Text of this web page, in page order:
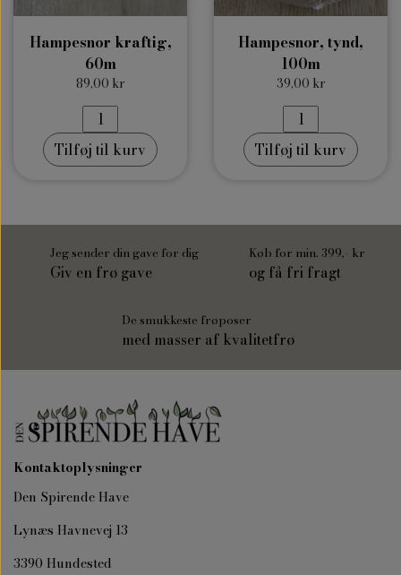
Hampesnor kraftig,
60m
89,00 kr
Tilføj til kurv
Hampesnor, tynd,
100m
39,00 kr
Tilføj til kurv
Jeg sender din gave for dig
Giv en frø gave
Køb for min. 399,- kr
og få fri fragt
De smukkeste frøposer
med masser af kvalitetfrø
Kontaktoplysninger
Den Spirende Have
Lynæs Havnevej 13
3390 Hundested